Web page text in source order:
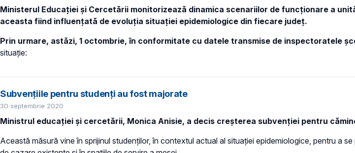
Ministerul Educației și Cercetării monitorizează dinamica scenariilor de funcționare a
aceasta fiind influențată de evoluția situației epidemiologice din fiecare județ.
Prin urmare, astăzi, 1 octombrie, în conformitate cu datele transmise de inspectoratele
situație:
Subvențiile pentru studenți au fost majorate
30 septembrie 2020
Ministrul educației și cercetării, Monica Anisie, a decis creșterea subvenției pentru
Această măsură vine în sprijinul studenților, în contextul actual al situației epidemiologice, pentru a